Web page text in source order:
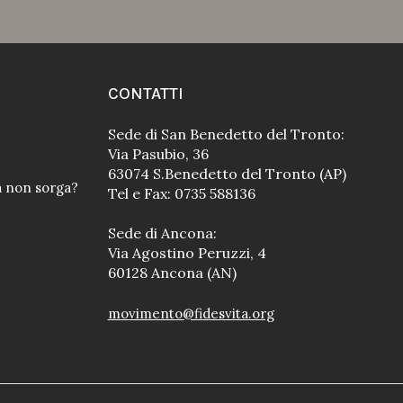
non sorga?
CONTATTI
Sede di San Benedetto del Tronto:
Via Pasubio, 36
63074 S.Benedetto del Tronto (AP)
Tel e Fax: 0735 588136
Sede di Ancona:
Via Agostino Peruzzi, 4
60128 Ancona (AN)
movimento@fidesvita.org